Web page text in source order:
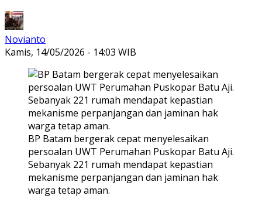
Novianto
Kamis, 14/05/2026 - 14:03 WIB
BP Batam bergerak cepat menyelesaikan
persoalan UWT Perumahan Puskopar Batu Aji.
Sebanyak 221 rumah mendapat kepastian
mekanisme perpanjangan dan jaminan hak
warga tetap aman.